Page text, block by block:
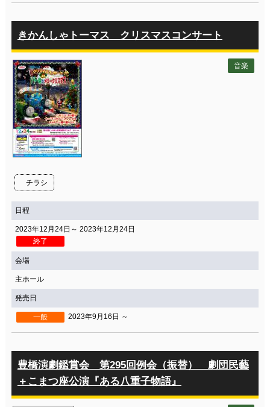
きかんしゃトーマス クリスマスコンサート
チラシ
音楽
日程
2023年12月24日～ 2023年12月24日
終了
会場
主ホール
発売日
一般 2023年9月16日 ～
豊橋演劇鑑賞会 第295回例会（振替） 劇団民藝
＋こまつ座公演『ある八重子物語』